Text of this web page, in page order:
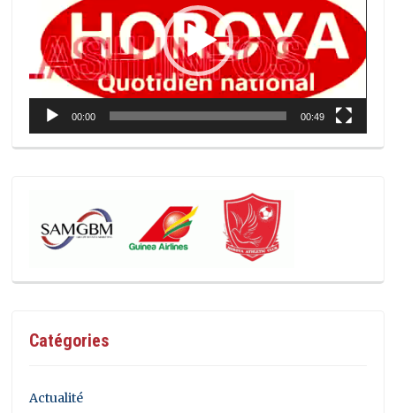
00:00 00:49
Catégories
Actualité